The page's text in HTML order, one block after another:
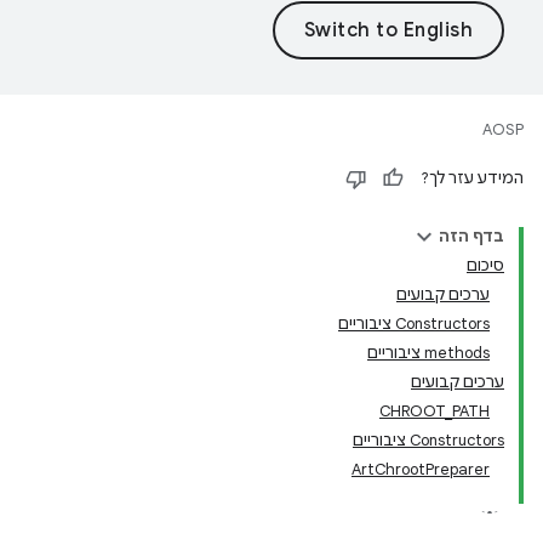
AOSP
המידע עזר לך?
בדף הזה
סיכום
ערכים קבועים
Constructors ציבוריים
‫methods ציבוריים
ערכים קבועים
CHROOT_PATH
Constructors ציבוריים
ArtChrootPreparer